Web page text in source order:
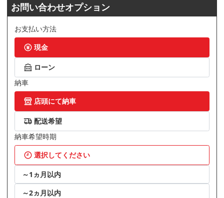
お問い合わせオプション
お支払い方法
現金
ローン
納車
店頭にて納車
配送希望
納車希望時期
選択してください
～1ヵ月以内
～2ヵ月以内